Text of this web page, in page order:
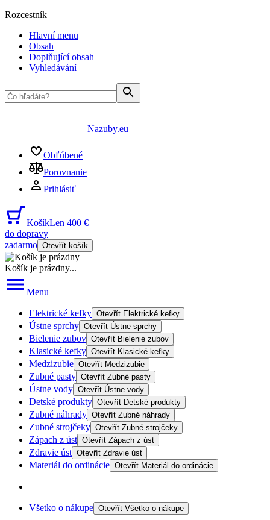
Rozcestník
Hlavní menu
Obsah
Doplňující obsah
Vyhledávání
Nazuby.eu
Obľúbené
Porovnanie
Prihlásiť
KošíkLen 400 €
do dopravy
zadarmo Otevřít košík
Košík je prázdny...
Menu
Elektrické kefky Otevřít Elektrické kefky
Ústne sprchy Otevřít Ústne sprchy
Bielenie zubov Otevřít Bielenie zubov
Klasické kefky Otevřít Klasické kefky
Medzizubie Otevřít Medzizubie
Zubné pasty Otevřít Zubné pasty
Ústne vody Otevřít Ústne vody
Detské produkty Otevřít Detské produkty
Zubné náhrady Otevřít Zubné náhrady
Zubné strojčeky Otevřít Zubné strojčeky
Zápach z úst Otevřít Zápach z úst
Zdravie úst Otevřít Zdravie úst
Materiál do ordinácie Otevřít Materiál do ordinácie
|
Všetko o nákupe Otevřít Všetko o nákupe